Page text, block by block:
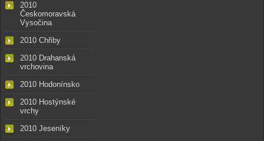
2010
Českomoravská
Vysočina
2010 Chřiby
2010 Drahanská
vrchovina
2010 Hodonínsko
2010 Hostýnské
vrchy
2010 Jeseníky